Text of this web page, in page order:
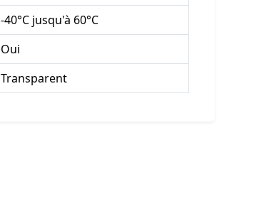
-40°C jusqu'à 60°C
Oui
Transparent